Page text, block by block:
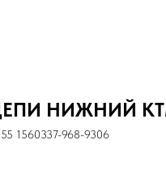
НИЖНИЙ
1560337-968-9306